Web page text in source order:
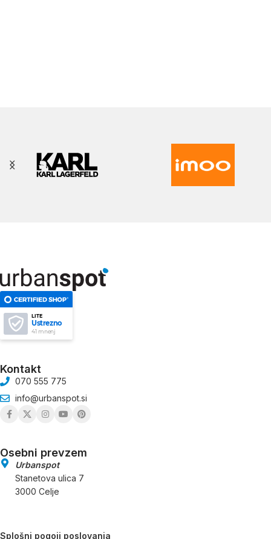
LITE
Ustrezno
41 mnenj
Kontakt
070 555 775
info@urbanspot.si
Osebni prevzem
Urbanspot
Stanetova ulica 7
3000 Celje
Splošni pogoji poslovanja